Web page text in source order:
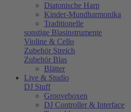
Diatonische Harp
Kinder-Mundharmonika
Traditionelle
sonstige Blasinstrumente
Violine & Cello
Zubehör Streich
Zubehör Blas
Blätter
Live & Studio
DJ Stuff
Grooveboxen
DJ Controller & Interface